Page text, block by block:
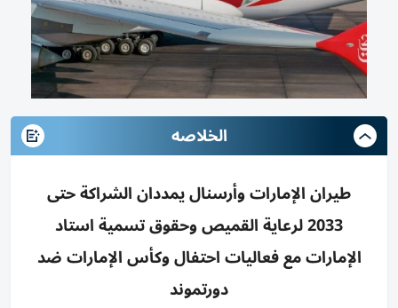
الخلاصه
طيران الإمارات وأرسنال يمددان الشراكة حتى
2033 لرعاية القميص وحقوق تسمية استاد
الإمارات مع فعاليات احتفال وكأس الإمارات ضد
دورتموند